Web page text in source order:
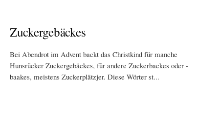
Zuckergebäckes
Bei Abendrot im Advent backt das Christkind für manche
Hunsrücker Zuckergebäckes, für andere Zuckerbackes oder -
baakes, meistens Zuckerplätzjer. Diese Wörter st...